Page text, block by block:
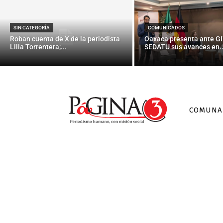
SIN CATEGORÍA
Roban cuenta de X de la periodista
Lilia Torrentera;...
COMUNICADOS
Oaxaca presenta ante
SEDATU sus avances
Sin